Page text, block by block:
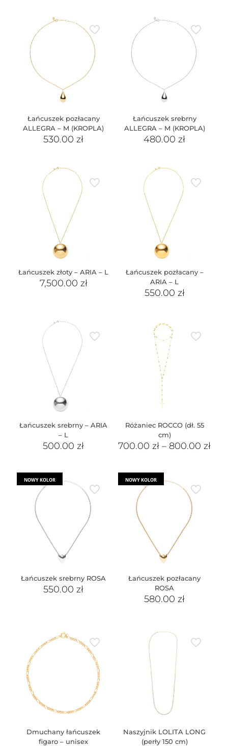
Łańcuszek pozłacany
ALLEGRA – M (KROPLA)
530.00zł
Łańcuszek srebrny
ALLEGRA – M (KROPLA)
480.00zł
Łańcuszek złoty – ARIA – L
7,500.00 zł
Łańcuszek pozłacany –
ARIA – L
550.00 zł
Łańcuszek srebrny – ARIA
– L
500.00zł
Różaniec ROCCO (dł. 55
cm)
700.00zł – 800.00zł
NOWY KOLOR
Łańcuszek srebrny ROSA
550.00zł
NOWY KOLOR
Łańcuszek pozłacany
ROSA
580.00zł
Dmuchany łańcuszek
figaro – unisex
Naszyjnik LOLITA LONG
(perły 150 cm)